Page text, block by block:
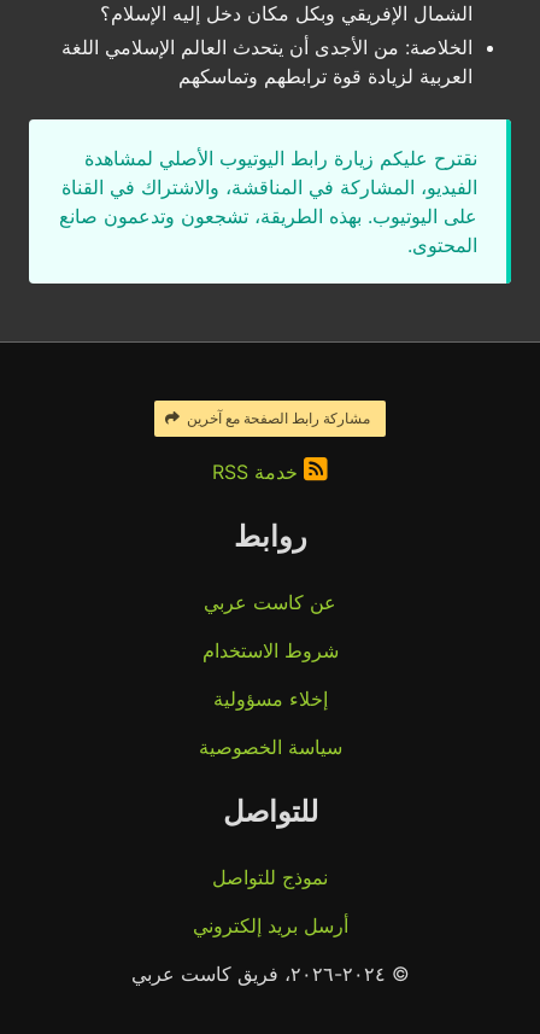
الشمال الإفريقي وبكل مكان دخل إليه الإسلام؟
الخلاصة: من الأجدى أن يتحدث العالم الإسلامي اللغة
العربية لزيادة قوة ترابطهم وتماسكهم
نقترح عليكم زيارة رابط اليوتيوب الأصلي لمشاهدة
الفيديو، المشاركة في المناقشة، والاشتراك في القناة
على اليوتيوب. بهذه الطريقة، تشجعون وتدعمون صانع
المحتوى.
مشاركة رابط الصفحة مع آخرين
خدمة RSS
روابط
عن كاست عربي
شروط الاستخدام
إخلاء مسؤولية
سياسة الخصوصية
للتواصل
نموذج للتواصل
أرسل بريد إلكتروني
© ٢٠٢٤-٢٠٢٦، فريق كاست عربي